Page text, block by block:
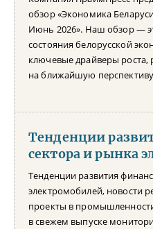
обзор «Экономика
Июнь 2026». Наш обзор —
состояния белорусской
ключевые драйверы роста,
на ближайшую
Тенденции
сектора и рынка
Тенденции развития
электромобилей, новости
проекты в
в свежем выпуске